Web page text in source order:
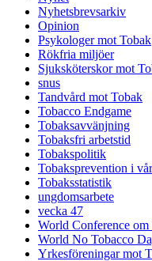
Nyhetsbrevsarkiv
Opinion
Psykologer mot Tobak
Rökfria miljöer
Sjuksköterskor mot
snus
Tandvård mot Tobak
Tobacco Endgame
Tobaksavvänjning
Tobaksfri arbetstid
Tobakspolitik
Tobaksprevention i
Tobaksstatistik
ungdomsarbete
vecka 47
World Conference
World No Tobacco
Yrkesföreningar mot